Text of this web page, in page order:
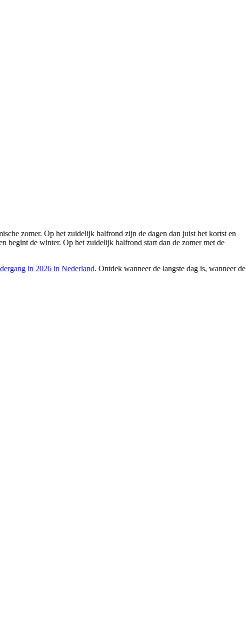
zomer. Op het zuidelijk halfrond zijn de dagen dan juist het kortst en
begint de winter. Op het zuidelijk halfrond start dan de zomer met de
in 2026 in Nederland. Ontdek wanneer de langste dag is, wanneer de